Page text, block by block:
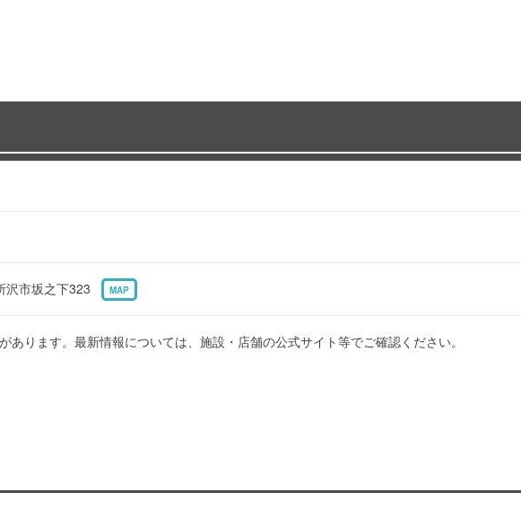
沢市坂之下323 MAP
あります。最新情報については、施設・店舗の公式サイト等でご確認ください。